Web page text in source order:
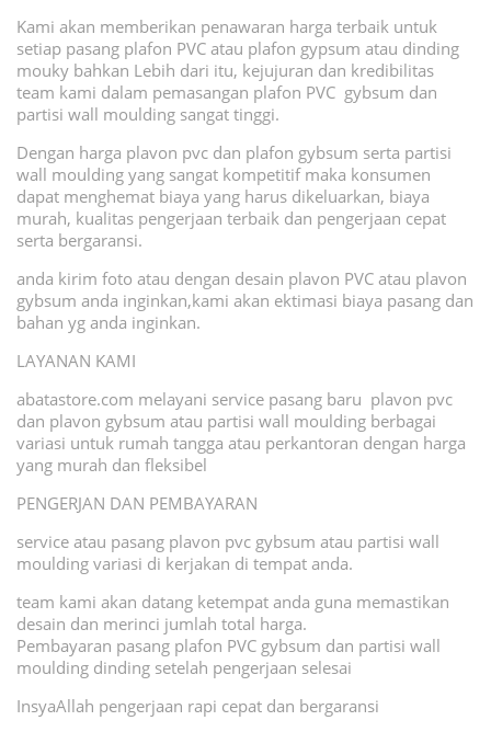
Kami akan memberikan penawaran harga terbaik untuk
setiap pasang plafon PVC atau plafon gypsum atau dinding
mouky bahkan Lebih dari itu, kejujuran dan kredibilitas
team kami dalam pemasangan plafon PVC gybsum dan
partisi wall moulding sangat tinggi.
Dengan harga plavon pvc dan plafon gybsum serta partisi
wall moulding yang sangat kompetitif maka konsumen
dapat menghemat biaya yang harus dikeluarkan, biaya
murah, kualitas pengerjaan terbaik dan pengerjaan cepat
serta bergaransi.
anda kirim foto atau dengan desain plavon PVC atau plavon
gybsum anda inginkan,kami akan ektimasi biaya pasang dan
bahan yg anda inginkan.
LAYANAN KAMI
abatastore.com melayani service pasang baru plavon pvc
dan plavon gybsum atau partisi wall moulding berbagai
variasi untuk rumah tangga atau perkantoran dengan harga
yang murah dan fleksibel
PENGERJAN DAN PEMBAYARAN
service atau pasang plavon pvc gybsum atau partisi wall
moulding variasi di kerjakan di tempat anda.
team kami akan datang ketempat anda guna memastikan
desain dan merinci jumlah total harga.
Pembayaran pasang plafon PVC gybsum dan partisi wall
moulding dinding setelah pengerjaan selesai
InsyaAllah pengerjaan rapi cepat dan bergaransi